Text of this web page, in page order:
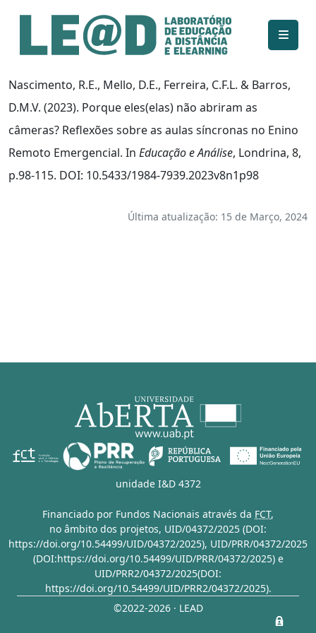
Ir para o conteúdo principal
Informações de acessibilidade
Mapa do site
Nascimento, R.E., Mello, D.E., Ferreira, C.F.L. & Barros,
D.M.V. (2023). Porque eles(elas) não abriram as
câmeras? Reflexões sobre as aulas síncronas no Enino
Remoto Emergencial. In Educação e Análise, Londrina, 8,
p.98-115. DOI: 10.5433/1984-7939.2023v8n1p98
Última atualização: 15 de Março, 2024
unidade I&D 4372
Financiado por Fundos Nacionais através da FCT,
no âmbito dos projetos, UID/04372/2025 (DOI:
https://doi.org/10.54499/UID/04372/2025), UID/PRR/04372/2025
(DOI:https://doi.org/10.54499/UID/PRR/04372/2025)e
UID/PRR2/04372/2025(DOI:
https://doi.org/10.54499/UID/PRR2/04372/2025).
©2022-2026 · LEAD